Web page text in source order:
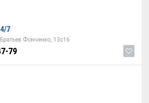
7
Фонченко, 13с16
79